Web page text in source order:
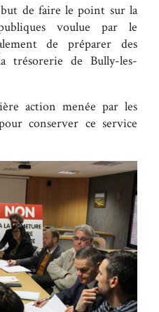
de faire le point sur la
voulue par le
de préparer des
trésorerie de Bully-les-
action menée par les
conserver ce service